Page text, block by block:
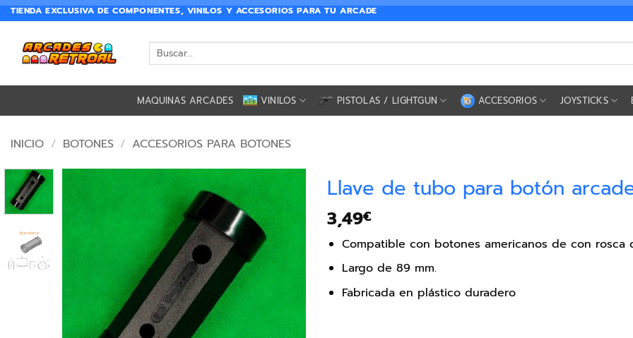
TIENDA EXCLUSIVA DE COMPONENTES, VINILOS Y ACCESORIOS PARA TU ARCADE
MAQUINAS ARCADES VINILOS PISTOLAS / LIGHTGUN ACCESORIOS JOYSTICKS
INICIO / BOTONES / ACCESORIOS PARA BOTONES
Llave de tubo para botón
3,49€
Compatible con botones americanos de con
Largo de 89 mm.
Fabricada en plástico duradero